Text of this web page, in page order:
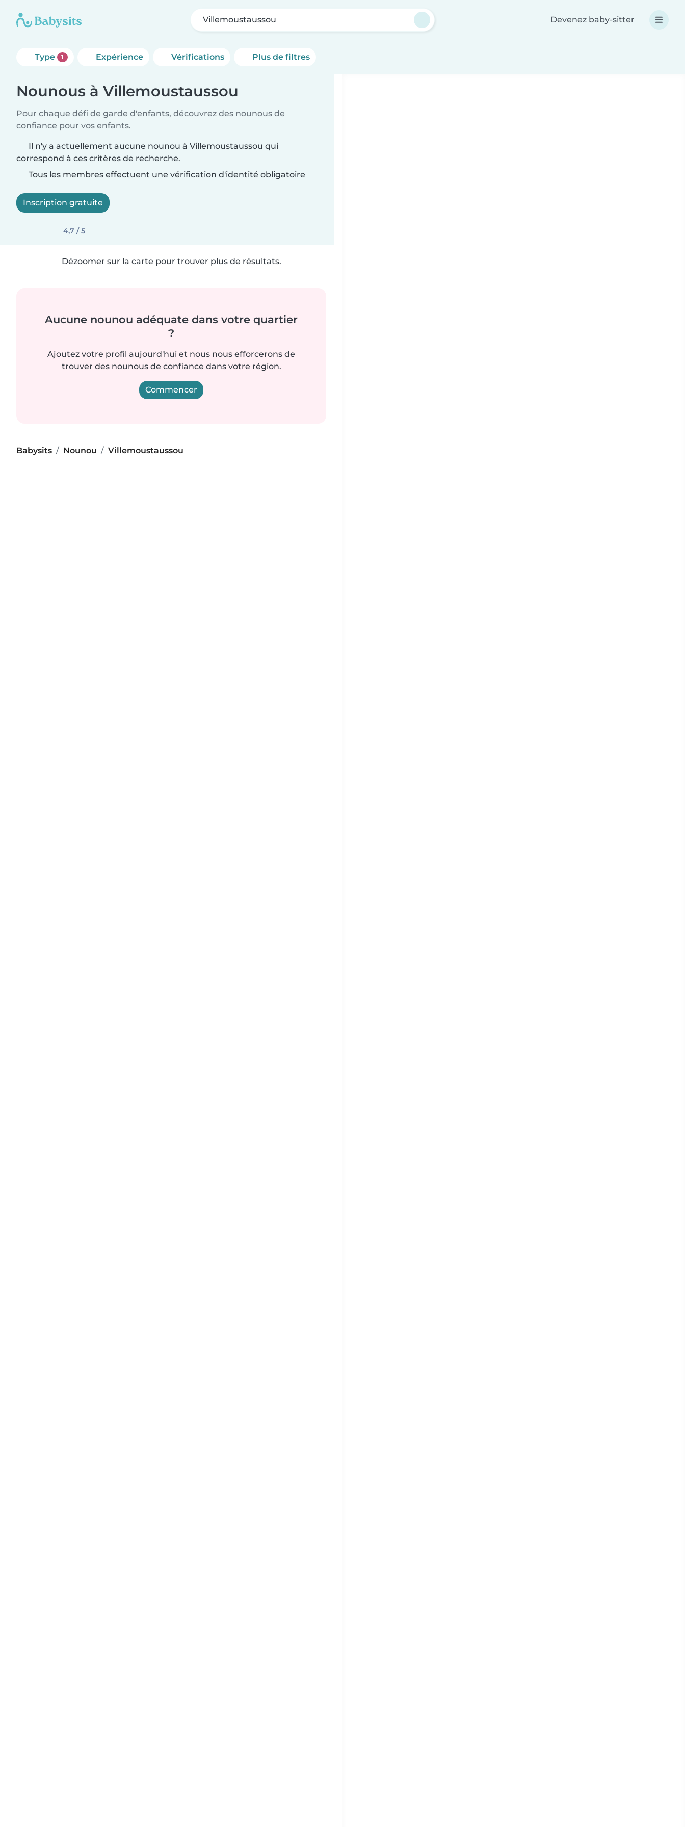
Villemoustaussou Devenez baby-sitter
Type 1 Expérience Vérifications Plus de filtres
Nounous à Villemoustaussou
Pour chaque défi de garde d'enfants, découvrez des nounous de
confiance pour vos enfants.
Il n'y a actuellement aucune nounou à Villemoustaussou qui
correspond à ces critères de recherche.
Tous les membres effectuent une vérification d'identité obligatoire
Inscription gratuite
4,7 / 5
Dézoomer sur la carte pour trouver plus de résultats.
Aucune nounou adéquate dans votre quartier
?
Ajoutez votre profil aujourd'hui et nous nous efforcerons de
trouver des nounous de confiance dans votre région.
Commencer
Babysits Nounou Villemoustaussou